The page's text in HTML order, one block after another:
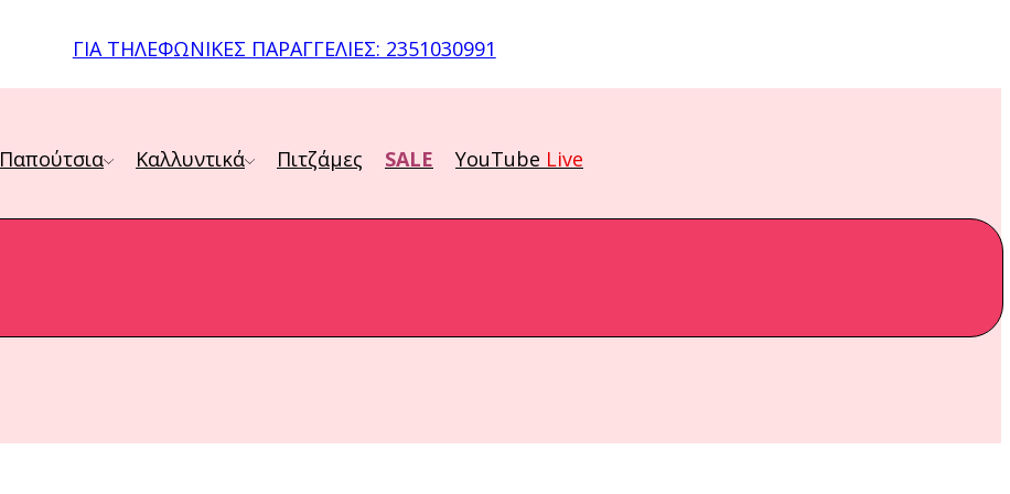
ΓΙΑ ΤΗΛΕΦΩΝΙΚΈΣ ΠΑΡΑΓΓΕΛΊΕΣ: 2351030991
Παπούτσια Καλλυντικά Πιτζάμες SALE YouTube Live